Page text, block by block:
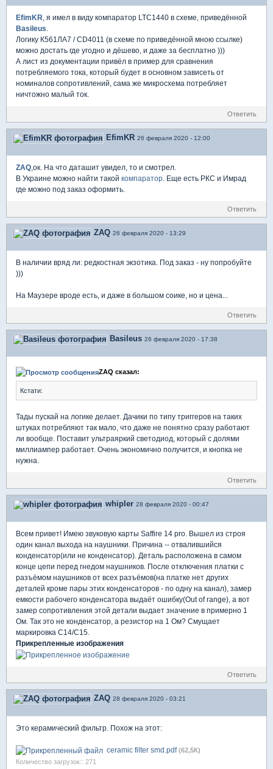
EfimKR, я имел в виду компаратор LTC1440 в схеме, приведённой
Basileus.
Логику К561ЛА7 / CD4011 (в схеме по приведённой мною ссылке)
можно достать где угодно и дёшево, и даже за бесплатно )))
А лист из документации привёл в пример для сравнения
потребляемого тока, который будет в основном зависеть от
номиналов сопротивлений, сама же микросхема потребляет
ничтожно малый ток.
Ответить
EfimKR 26 февраля 2020 - 12:00
ZAQ,ок. На что даташит увидел, то и смотрел.
В Украине можно найти такой компаратор. Еще есть РКС и Имрад
где можно под заказ оформить.
Ответить
ZAQ 26 февраля 2020 - 13:29
В наличии вряд ли: редкостная экзотика. Под заказ - ну попробуйте
)))
На Маузере вроде есть, и даже в большом соике, но и цена...
Ответить
Basileus 26 февраля 2020 - 17:38
ZAQ сказал:
Кстати:
Тады пускай на логике делает. Дачики по типу триггеров на таких
штуках потребляют так мало, что даже не понятно сразу работают
ли вообще. Поставит ультраяркий светодиод, который с долями
миллиампер работает. Очень экономично получится, и кнопка не
нужна.
Ответить
whipler 28 февраля 2020 - 00:47
Всем привет! Имею звуковую карты Saffire 14 pro. Вышел из строя
один канал выхода на наушники. Причина -- отвалившийся
конденсатор(или не конденсатор). Деталь расположена в самом
конце цепи перед гнедом наушников. После отключения платки с
разъёмом наушников от всех разъёмов(на платке нет других
деталей кроме пары этих конденсаторов - по одну на канал), замер
емкости рабочего конденсатора выдаёт ошибку(Out of range), а вот
замер сопротивления этой детали выдает значение в примерно 1
Ом. Так это не конденсатор, а резистор на 1 Ом? Смущает
маркировка C14/C15.
Прикрепленные изображения
Ответить
ZAQ 28 февраля 2020 - 03:21
Это керамический фильтр. Похож на этот:
ceramic filter smd.pdf (62,5К)
Количество загрузок:: 271